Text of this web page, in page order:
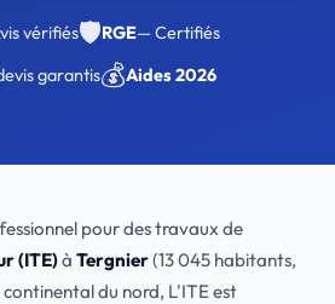
vérifiés🛡️RGE— Certifiés
garantis💰Aides 2026
pour des travaux de
(ITE)à Tergnier(13 045 habitants,
du nord, L'ITE est